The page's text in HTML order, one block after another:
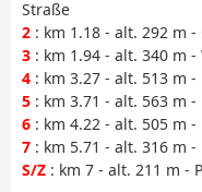
Straße
2 : km 1.18 - alt. 292 m
3 : km 1.94 - alt. 340 m
4 : km 3.27 - alt. 513 m
5 : km 3.71 - alt. 563 m
6 : km 4.22 - alt. 505 m
7 : km 5.71 - alt. 316 m
S/Z : km 7 - alt. 211 m -